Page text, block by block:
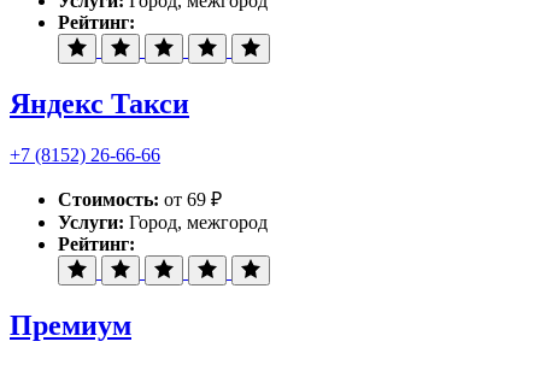
Рейтинг:
Яндекс Такси
+7 (8152) 26-66-66
Стоимость: от 69 ₽
Услуги: Город, межгород
Рейтинг:
Премиум